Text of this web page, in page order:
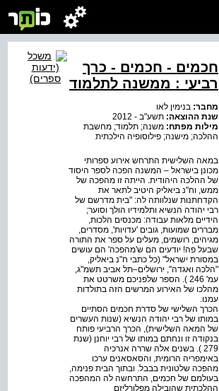
חכמים - חכמים - כרך
רביעי : ממשנה לתלמוד
מחבר: בנימין לאו
שנת ההוצאה: תשע"ב - 2012
מילות מפתח: משנה; תלמוד; מחשבת
ההלכה; מישנה; פילוסופיה הילכתית
במאה השלישית התרחש אירוע ספרותי
מכונן בישראל – המשנה הפכה לספר היסוד
של ההלכה היהודית. הייתה זו מהפכה של
ממש, וח"נ ביאליק היטיב לתאר את
הקדחתנות שנלוותה לה: "בית מדרשם של
רבי יהודה הנשיא ותלמידיו הולך וסוער;
הידיים מלאות עבודה: מכנסים הלכות,
מבררים שמועות, גובים 'עדויות', מסדרים,
מגיהים, רושמים, מעלים על ספר את התורה
שבעל פה! יודעים הם ש'מהפכה' הם עושים
במסורת ישראל" (כל כתבי ח"נ ביאליק,
"הלכה ואגדה", ירושלים–תל אביב תשמ"ג,
עמ' 246 ). הספר שלפניכם משרטט את
מהלכו של האירוע המרשים הזה בתולדות
עמנו.
הכרך השלישי של סדרת חכמים הסתיים
במותו של רבי יהודה הנשיא (שנות העשרים
של המאה השלישית), הכרך הרביעי פותח
בנקודה זו ונחתם במותו של רבי יוחנן (שנת
279 ). בשנים אלה שררה אנרכיה
באימפריה הרומית, והסאסאנים ערכו
מהפכה שלטונית בבבל. ובתוך הבית פנימה,
בעולמם של חכמים, התרחשה לה המהפכה
ההלכתית שהובילה מפלורליזם